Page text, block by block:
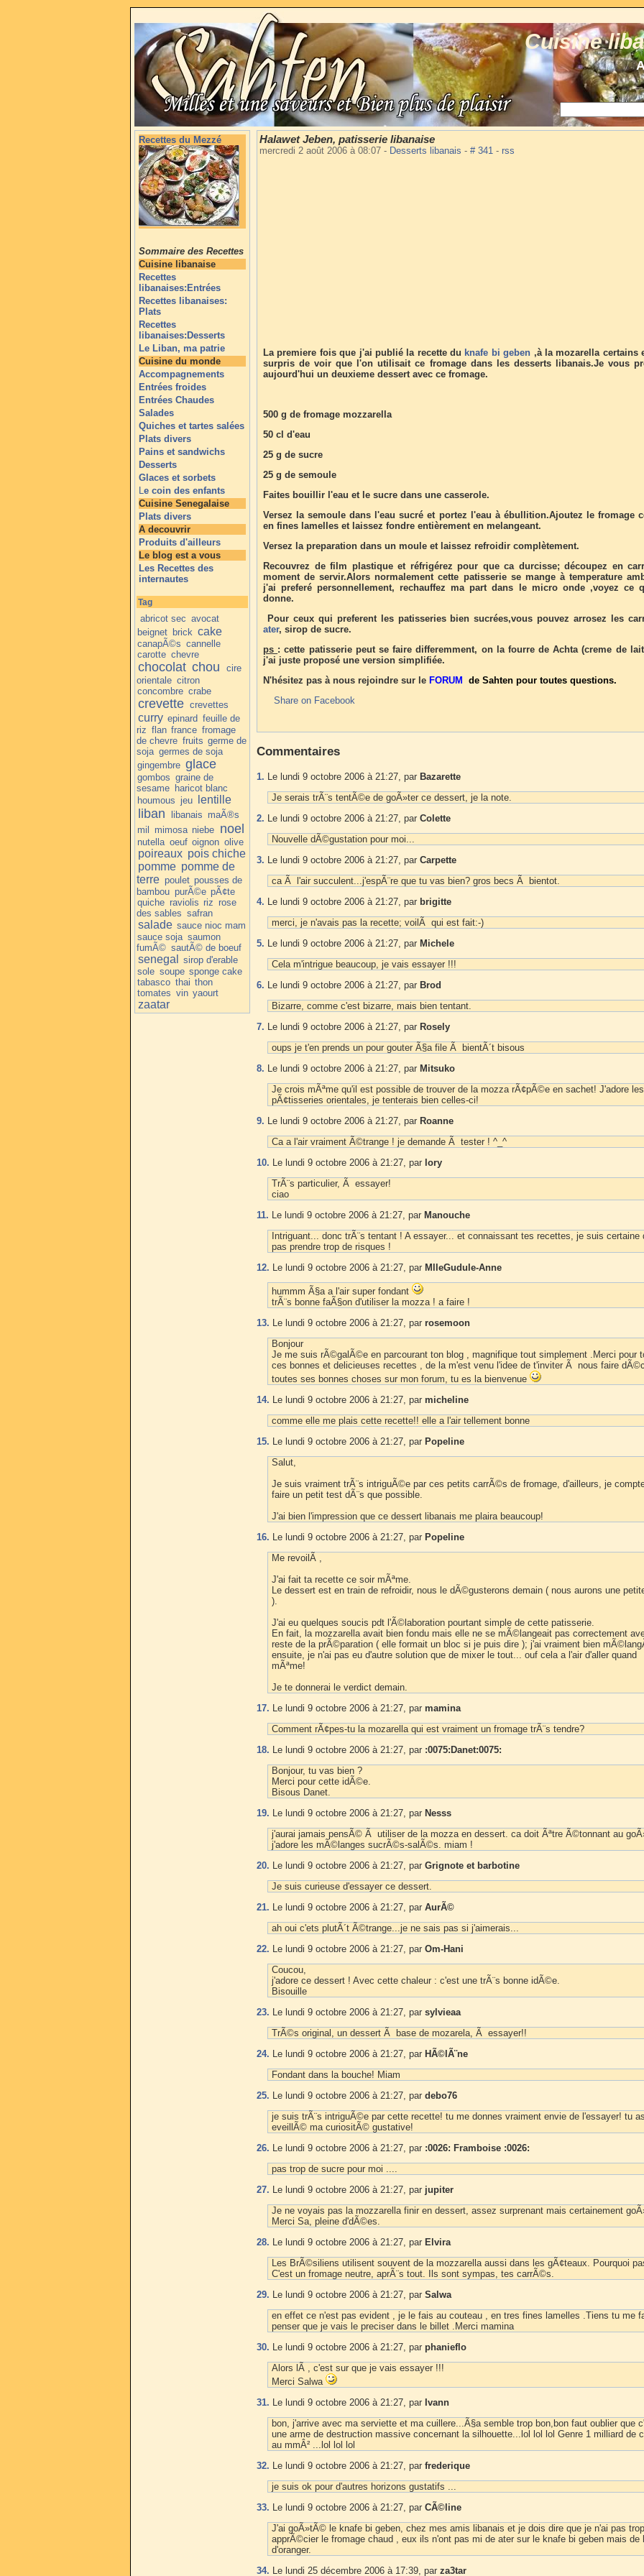
Cuisine
Recettes du Mezzé
Sommaire des Recettes
Cuisine libanaise
Recettes
libanaises:Entrées
Recettes libanaises:
Plats
Recettes
libanaises:Desserts
Le Liban, ma patrie
Cuisine du monde
Accompagnements
Entrées froides
Entrées Chaudes
Salades
Quiches et tartes salées
Plats divers
Pains et sandwichs
Desserts
Glaces et sorbets
Le coin des enfants
Cuisine Senegalaise
Plats divers
A decouvrir
Produits d'ailleurs
Le blog est a vous
Les Recettes des
internautes
Tag
abricot sec avocat
beignet brick cake
canapÃ©s cannelle
carotte chevre
chocolat chou
cire
orientale citron
concombre crabe
crevette crevettes
curry epinard feuille de
riz flan france fromage
de chevre fruits germe de
soja germes de soja
gingembre glace
gombos graine de
sesame haricot blanc
houmous jeu lentille
liban libanais maÃ®s
mil mimosa niebe noel
nutella oeuf oignon olive
poireaux pois chiche
pomme pomme de
terre poulet pousses de
bambou purÃ©e pÃ¢te
quiche raviolis riz rose
des sables safran
salade sauce nioc mam
sauce soja saumon
fumÃ© sautÃ© de boeuf
senegal
sirop d'erable
sole soupe sponge cake
tabasco thai thon
tomates vin yaourt
zaatar
Halawet Jeben, patisserie libanaise
mercredi 2 août 2006 à 08:07 - Desserts libanais - # 341 - rss
La premiere fois que j'ai publié la recette du knafe bi geben ,à la mozarella certains
surpris de voir que l'on utilisait ce fromage dans les desserts libanais.Je vous
aujourd'hui un deuxieme dessert avec ce fromage.
500 g de fromage mozzarella
50 cl d'eau
25 g de sucre
25 g de semoule
Faites bouillir l'eau et le sucre dans une casserole.
Versez la semoule dans l'eau sucré et portez l'eau à ébullition.Ajoutez le fromage
en fines lamelles et laissez fondre entièrement en melangeant.
Versez la preparation dans un moule et laissez refroidir complètement.
Recouvrez de film plastique et réfrigérez pour que ca durcisse; découpez en
moment de servir.Alors normalement cette patisserie se mange à temperature
j'ai preferé personnellement, rechauffez ma part dans le micro onde ,voyez ce
donne.
Pour ceux qui preferent les patisseries bien sucrées,vous pouvez arrosez les
ater, sirop de sucre.
ps : cette patisserie peut se faire differemment, on la fourre de Achta (creme de
j'ai juste proposé une version simplifiée.
N'hésitez pas à nous rejoindre sur le FORUM
de Sahten pour toutes questions.
Share on Facebook
Commentaires
1. Le lundi 9 octobre 2006 à 21:27, par Bazarette
Je serais trÃ¨s tentÃ©e de goÃ»ter ce dessert, je la note.
2. Le lundi 9 octobre 2006 à 21:27, par Colette
Nouvelle dÃ©gustation pour moi...
3. Le lundi 9 octobre 2006 à 21:27, par Carpette
ca Ã l'air succulent...j'espÃ¨re que tu vas bien? gros becs Ã bientot.
4. Le lundi 9 octobre 2006 à 21:27, par brigitte
merci, je n'avais pas la recette; voilÃ qui est fait:-)
5. Le lundi 9 octobre 2006 à 21:27, par Michele
Cela m'intrigue beaucoup, je vais essayer !!!
6. Le lundi 9 octobre 2006 à 21:27, par Brod
Bizarre, comme c'est bizarre, mais bien tentant.
7. Le lundi 9 octobre 2006 à 21:27, par Rosely
oups je t'en prends un pour gouter Ã§a file Ã bientÃ´t bisous
8. Le lundi 9 octobre 2006 à 21:27, par Mitsuko
Je crois mÃªme qu'il est possible de trouver de la mozza rÃ¢pÃ©e en sachet! J'adore les
pÃ¢tisseries orientales, je tenterais bien celles-ci!
9. Le lundi 9 octobre 2006 à 21:27, par Roanne
Ca a l'air vraiment Ã©trange ! je demande Ã tester ! ^_^
10. Le lundi 9 octobre 2006 à 21:27, par lory
TrÃ¨s particulier, Ã essayer!
ciao
11. Le lundi 9 octobre 2006 à 21:27, par Manouche
Intriguant... donc trÃ¨s tentant ! A essayer... et connaissant tes recettes, je suis certaine
pas prendre trop de risques !
12. Le lundi 9 octobre 2006 à 21:27, par MlleGudule-Anne
hummm Ã§a a l'air super fondant
trÃ¨s bonne faÃ§on d'utiliser la mozza ! a faire !
13. Le lundi 9 octobre 2006 à 21:27, par rosemoon
Bonjour
Je me suis rÃ©galÃ©e en parcourant ton blog , magnifique tout simplement .Merci pour
ces bonnes et delicieuses recettes , de la m'est venu l'idee de t'inviter Ã nous faire
toutes ses bonnes choses sur mon forum, tu es la bienvenue
14. Le lundi 9 octobre 2006 à 21:27, par micheline
comme elle me plais cette recette!! elle a l'air tellement bonne
15. Le lundi 9 octobre 2006 à 21:27, par Popeline
Salut,
Je suis vraiment trÃ¨s intriguÃ©e par ces petits carrÃ©s de fromage, d'ailleurs, je
faire un petit test dÃ¨s que possible.
J'ai bien l'impression que ce dessert libanais me plaira beaucoup!
16. Le lundi 9 octobre 2006 à 21:27, par Popeline
Me revoilÃ ,
J'ai fait ta recette ce soir mÃªme.
Le dessert est en train de refroidir, nous le dÃ©gusterons demain ( nous aurons une
).
J'ai eu quelques soucis pdt l'Ã©laboration pourtant simple de cette patisserie.
En fait, la mozzarella avait bien fondu mais elle ne se mÃ©langeait pas correctement
reste de la prÃ©paration ( elle formait un bloc si je puis dire ); j'ai vraiment bien
ensuite, je n'ai pas eu d'autre solution que de mixer le tout... ouf cela a l'air d'aller quand
mÃªme!
Je te donnerai le verdict demain.
17. Le lundi 9 octobre 2006 à 21:27, par mamina
Comment rÃ¢pes-tu la mozarella qui est vraiment un fromage trÃ¨s tendre?
18. Le lundi 9 octobre 2006 à 21:27, par :0075:Danet:0075:
Bonjour, tu vas bien ?
Merci pour cette idÃ©e.
Bisous Danet.
19. Le lundi 9 octobre 2006 à 21:27, par Nesss
j'aurai jamais pensÃ© Ã utiliser de la mozza en dessert. ca doit Ãªtre Ã©tonnant au
j'adore les mÃ©langes sucrÃ©s-salÃ©s. miam !
20. Le lundi 9 octobre 2006 à 21:27, par Grignote et barbotine
Je suis curieuse d'essayer ce dessert.
21. Le lundi 9 octobre 2006 à 21:27, par AurÃ©
ah oui c'ets plutÃ´t Ã©trange...je ne sais pas si j'aimerais...
22. Le lundi 9 octobre 2006 à 21:27, par Om-Hani
Coucou,
j'adore ce dessert ! Avec cette chaleur : c'est une trÃ¨s bonne idÃ©e.
Bisouille
23. Le lundi 9 octobre 2006 à 21:27, par sylvieaa
TrÃ©s original, un dessert Ã base de mozarela, Ã essayer!!
24. Le lundi 9 octobre 2006 à 21:27, par HÃ©lÃ¨ne
Fondant dans la bouche! Miam
25. Le lundi 9 octobre 2006 à 21:27, par debo76
je suis trÃ¨s intriguÃ©e par cette recette! tu me donnes vraiment envie de l'essayer! tu as
eveillÃ© ma curiositÃ© gustative!
26. Le lundi 9 octobre 2006 à 21:27, par :0026: Framboise :0026:
pas trop de sucre pour moi ....
27. Le lundi 9 octobre 2006 à 21:27, par jupiter
Je ne voyais pas la mozzarella finir en dessert, assez surprenant mais certainement
Merci Sa, pleine d'dÃ©es.
28. Le lundi 9 octobre 2006 à 21:27, par Elvira
Les BrÃ©siliens utilisent souvent de la mozzarella aussi dans les gÃ¢teaux. Pourquoi
C'est un fromage neutre, aprÃ¨s tout. Ils sont sympas, tes carrÃ©s.
29. Le lundi 9 octobre 2006 à 21:27, par Salwa
en effet ce n'est pas evident , je le fais au couteau , en tres fines lamelles .Tiens tu me
penser que je vais le preciser dans le billet .Merci mamina
30. Le lundi 9 octobre 2006 à 21:27, par phanieflo
Alors lÃ , c'est sur que je vais essayer !!!
Merci Salwa
31. Le lundi 9 octobre 2006 à 21:27, par Ivann
bon, j'arrive avec ma serviette et ma cuillere...Ã§a semble trop bon,bon faut oublier que
une arme de destruction massive concernant la silhouette...lol lol lol Genre 1 milliard de
au mmÂ² ...lol lol lol
32. Le lundi 9 octobre 2006 à 21:27, par frederique
je suis ok pour d'autres horizons gustatifs ...
33. Le lundi 9 octobre 2006 à 21:27, par CÃ©line
J'ai goÃ»tÃ© le knafe bi geben, chez mes amis libanais et je dois dire que je n'ai pas trop
apprÃ©cier le fromage chaud , eux ils n'ont pas mi de ater sur le knafe bi geben mais de
d'oranger.
34. Le lundi 25 décembre 2006 à 17:39, par za3tar